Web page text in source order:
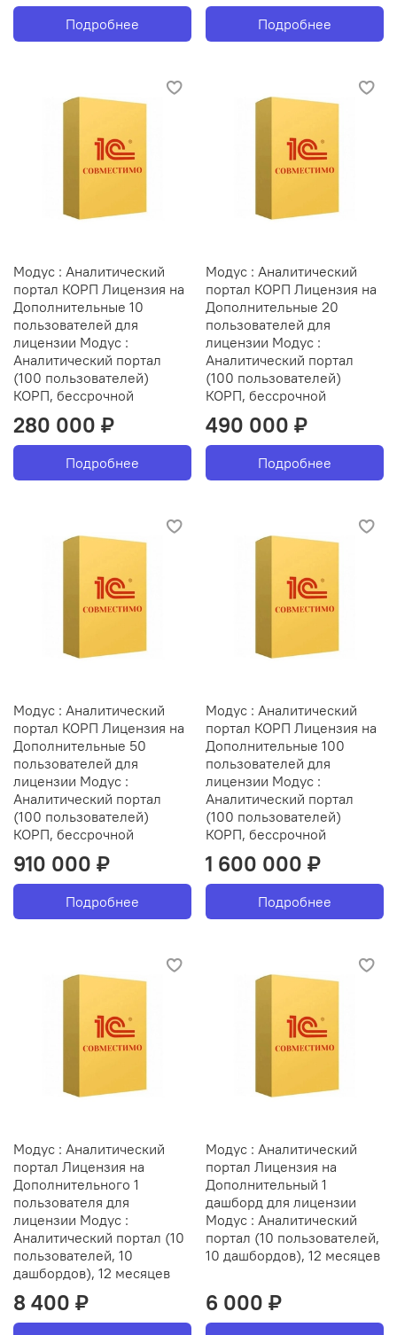
Подробнее Подробнее
Модус : Аналитический
портал КОРП Лицензия на
Дополнительные 10
пользователей для
лицензии Модус :
Аналитический портал
(100 пользователей)
КОРП, бессрочной
280 000 ₽
Подробнее
Модус : Аналитический
портал КОРП Лицензия на
Дополнительные 20
пользователей для
лицензии Модус :
Аналитический портал
(100 пользователей)
КОРП, бессрочной
490 000 ₽
Подробнее
Модус : Аналитический
портал КОРП Лицензия на
Дополнительные 50
пользователей для
лицензии Модус :
Аналитический портал
(100 пользователей)
КОРП, бессрочной
910 000 ₽
Подробнее
Модус : Аналитический
портал КОРП Лицензия на
Дополнительные 100
пользователей для
лицензии Модус :
Аналитический портал
(100 пользователей)
КОРП, бессрочной
1 600 000 ₽
Подробнее
Модус : Аналитический
портал Лицензия на
Дополнительного 1
пользователя для
лицензии Модус :
Аналитический портал (10
пользователей, 10
дашбордов), 12 месяцев
8 400 ₽
Модус : Аналитический
портал Лицензия на
Дополнительный 1
дашборд для лицензии
Модус : Аналитический
портал (10 пользователей,
10 дашбордов), 12 месяцев
6 000 ₽